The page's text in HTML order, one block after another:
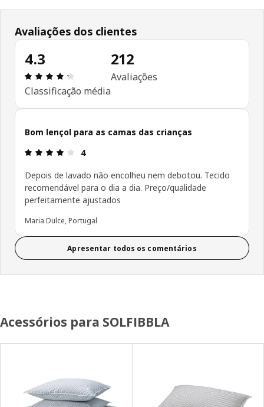
Avaliações dos clientes
4.3
Avaliações: 4.3 de 5 estrelas. Total de
Classificação média
212
Avaliações
Bom lençol para as camas das crianças
Avaliações: 4 de 5 estrelas.
4
Depois de lavado não encolheu nem debotou. Tecido
recomendável para o dia a dia. Preço/qualidade
perfeitamente ajustados
Maria Dulce, Portugal
Apresentar todos os comentários
Acessórios para SOLFIBBLA